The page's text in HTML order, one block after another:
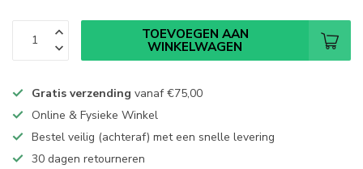
TOEVOEGEN AAN
WINKELWAGEN
Gratis verzending vanaf€75,00
Online & Fysieke Winkel
Bestel veilig (achteraf) met een snelle levering
30 dagen retourneren